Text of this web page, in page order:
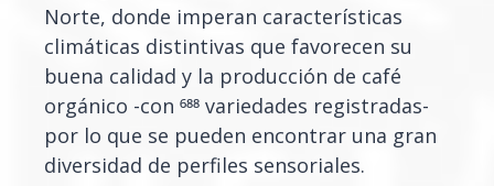
Norte, donde imperan características
climáticas distintivas que favorecen su
buena calidad y la producción de café
orgánico -con 688 variedades registradas-
por lo que se pueden encontrar una gran
diversidad de perfiles sensoriales.